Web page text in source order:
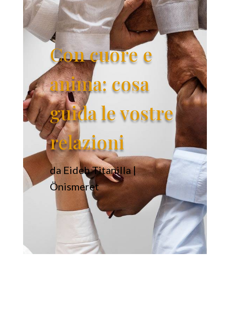
Con cuore e
anima: cosa
guida le vostre
relazioni
da Eideh Titanilla|
Önismeret